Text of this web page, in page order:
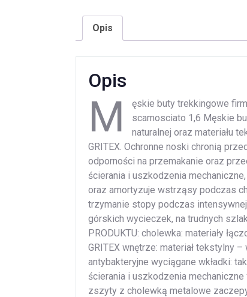
Opis
Opis
M
ęskie buty trekkingowe
scamosciato 1,6 Męskie
naturalnej oraz materiału
GRITEX. Ochronne noski chronią
odporności na przemakanie oraz
ścierania i uszkodzenia
oraz amortyzuje wstrząsy podczas
trzymanie stopy podczas
górskich wycieczek, na trudnych
PRODUKTU: cholewka: materiały
GRITEX wnętrze: materiał tekstylny
antybakteryjne wyciągane wkładki:
ścierania i uszkodzenia
zszyty z cholewką metalowe